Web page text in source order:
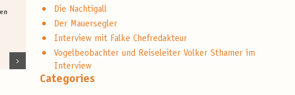
Die Nachtigall
Der Mauersegler
Interview mit Falke Chefredakteur
Vogelbeobachter und Reiseleiter Volker Sthamer im
Interview
Categories